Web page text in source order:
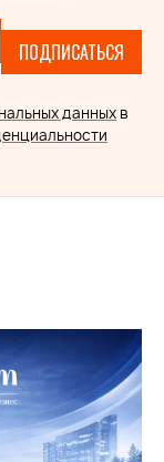
ПОДПИСАТЬСЯ
данных в